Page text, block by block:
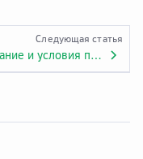
Следующая статья
Описание и условия предоставления услуги «Виртуальный ЦОД с GPU». Приложение № 1.VMW.1.3.